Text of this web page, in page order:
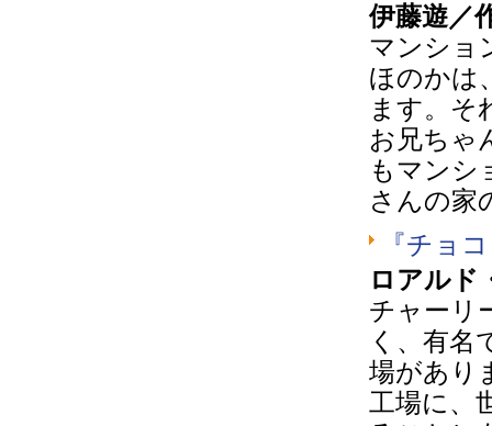
伊藤遊
マンショ
ほのかは
ます。そ
お兄ちゃ
もマンシ
さんの家
『チョ
ロアル
チャーリ
く、有名
場があり
工場に、